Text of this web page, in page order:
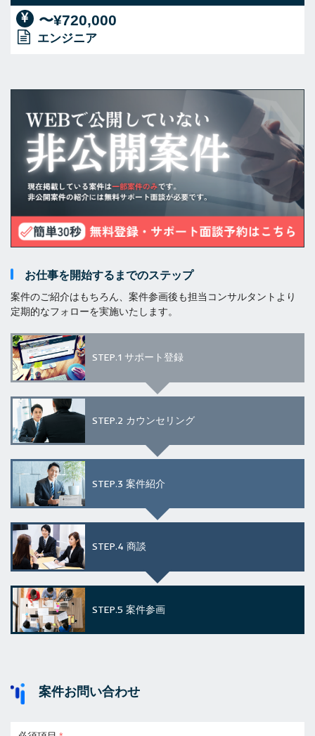
〜¥720,000
エンジニア
お仕事を開始するまでのステップ
案件のご紹介はもちろん、案件参画後も担当コンサルタントより
定期的なフォローを実施いたします。
STEP.1 サポート登録
STEP.2 カウンセリング
STEP.3 案件紹介
STEP.4 商談
STEP.5 案件参画
案件お問い合わせ